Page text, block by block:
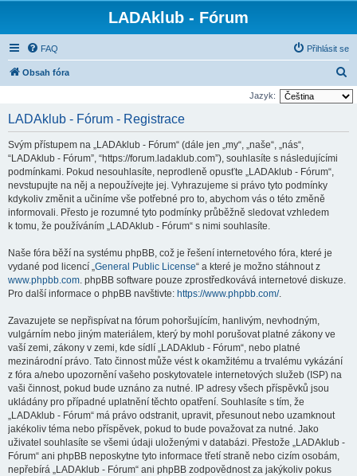
LADAklub - Fórum
FAQ Přihlásit se
Obsah fóra
l
Jazyk:
LADAklub - Fórum - Registrace
Svým přístupem na „LADAklub - Fórum“ (dále jen „my“, „naše“, „nás“,
“LADAklub - Fórum”, “https://forum.ladaklub.com”), souhlasíte s následujícími
podmínkami. Pokud nesouhlasíte, neprodleně opusťte „LADAklub - Fórum“,
nevstupujte na něj a nepoužívejte jej. Vyhrazujeme si právo tyto podmínky
kdykoliv změnit a učiníme vše potřebné pro to, abychom vás o této změně
informovali. Přesto je rozumné tyto podmínky průběžně sledovat vzhledem
k tomu, že používáním „LADAklub - Fórum“ s nimi souhlasíte.
Naše fóra běží na systému phpBB, což je řešení internetového fóra, které je
vydané pod licencí „General Public License“ a které je možno stáhnout z
www.phpbb.com. phpBB software pouze zprostředkovává internetové diskuze.
Pro další informace o phpBB navštivte: https://www.phpbb.com/.
Zavazujete se nepřispívat na fórum pohoršujícím, hanlivým, nevhodným,
vulgárním nebo jiným materiálem, který by mohl porušovat platné zákony ve
vaší zemi, zákony v zemi, kde sídlí „LADAklub - Fórum“, nebo platné
mezinárodní právo. Tato činnost může vést k okamžitému a trvalému vykázání
z fóra a/nebo upozornění vašeho poskytovatele internetových služeb (ISP) na
vaši činnost, pokud bude uznáno za nutné. IP adresy všech příspěvků jsou
ukládány pro případné uplatnění těchto opatření. Souhlasíte s tím, že
„LADAklub - Fórum“ má právo odstranit, upravit, přesunout nebo uzamknout
jakékoliv téma nebo příspěvek, pokud to bude považovat za nutné. Jako
uživatel souhlasíte se všemi údaji uloženými v databázi. Přestože „LADAklub -
Fórum“ ani phpBB neposkytne tyto informace třetí straně nebo cizím osobám,
nepřebírá „LADAklub - Fórum“ ani phpBB zodpovědnost za jakýkoliv pokus